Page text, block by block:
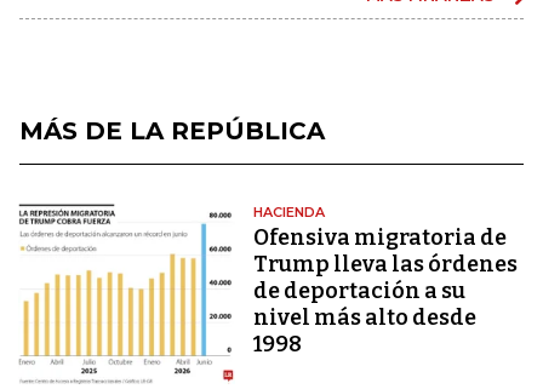
MÁS DE LA REPÚBLICA
HACIENDA
Ofensiva migratoria de
Trump lleva las órdenes
de deportación a su
nivel más alto desde
1998